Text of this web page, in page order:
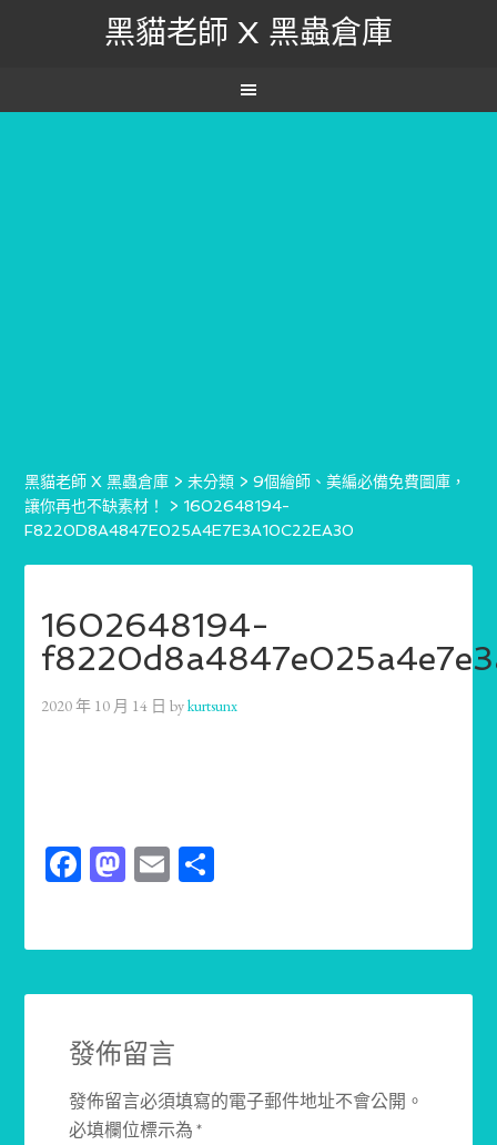
黑貓老師 X 黑蟲倉庫
黑貓老師 X 黑蟲倉庫 >未分類 >9個繪師、美編必備免費圖庫，
讓你再也不缺素材！
> 1602648194-
F8220D8A4847E025A4E7E3A10C22EA30
1602648194-
2020 年 10 月 14 日 bykurtsunx
Facebook
Mastodon
Email
發佈留言
發佈留言必須填寫的電子郵件地址不會公開。
必填欄位標示為*